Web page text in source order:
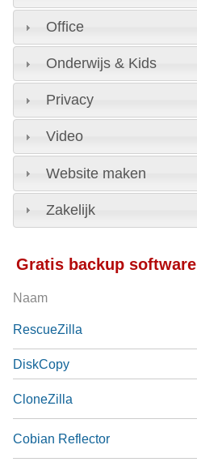
Office
Onderwijs & Kids
Privacy
Video
Website maken
Zakelijk
Gratis backup software
Naam
RescueZilla
DiskCopy
CloneZilla
Cobian Reflector